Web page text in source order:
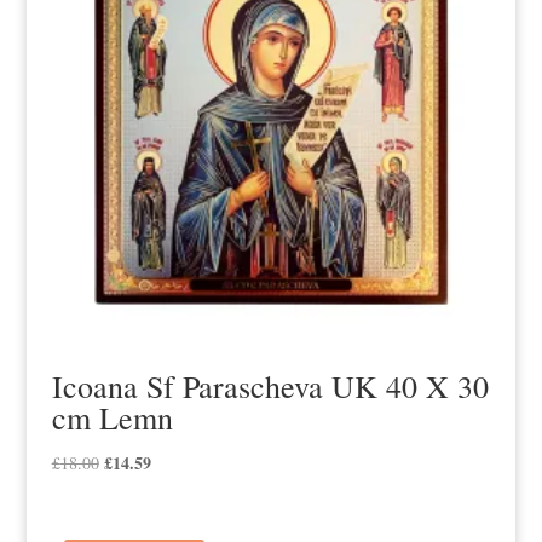
Icoana Sf Parascheva UK 40 X 30
cm Lemn
£18.00 Prețul
£14.59Prețul